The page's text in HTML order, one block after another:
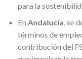
para la
En Andalucía, se
términos de
contribución del